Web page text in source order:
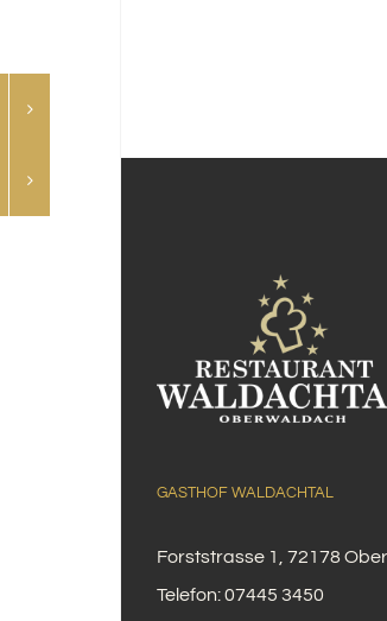
GASTHOF WALDACHTAL
Forststrasse 1, 72178
Telefon:07445 3450